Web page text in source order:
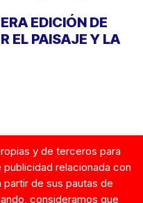
EDICIÓN DE
EL PAISAJE Y LA
y de terceros para
relacionada con
de sus pautas de
consideramos que